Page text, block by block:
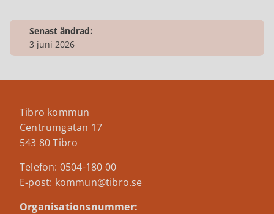
Senast ändrad:
3 juni 2026
Tibro kommun
Centrumgatan 17
543 80 Tibro
Telefon: 0504-180 00
E-post: kommun@tibro.se
Organisationsnummer: